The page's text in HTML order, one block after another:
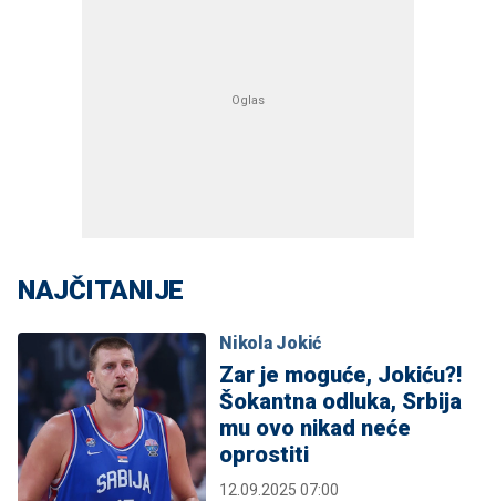
NAJČITANIJE
Nikola Jokić
Zar je moguće, Jokiću?!
Šokantna odluka, Srbija
mu ovo nikad neće
oprostiti
12.09.2025 07:00